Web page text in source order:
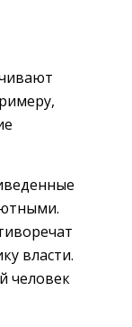
власти.
человек